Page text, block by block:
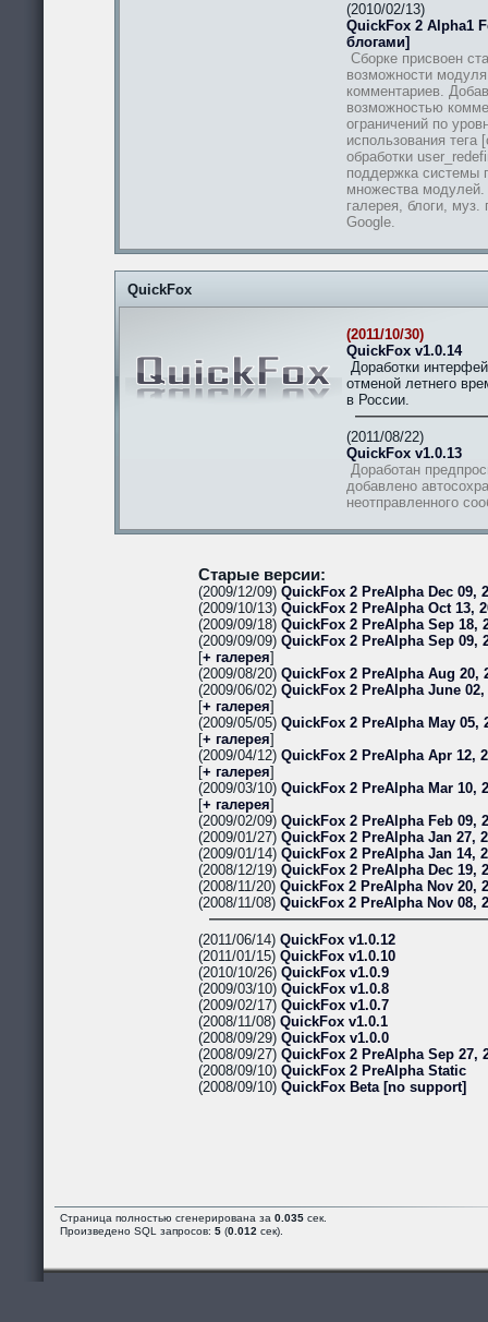
(2010/02/13)
QuickFox 2 Alpha1
блогами]
Сборке присвоен
возможности
комментариев.
возможностью
ограничений по
использования тега
обработки
поддержка системы
множества
галерея, блоги, муз.
Google.
QuickFox
(2011/10/30)
QuickFox v1.0.14
Доработки
отменой летнего
в России.
(2011/08/22)
QuickFox v1.0.13
Доработан
добавлено
неотправленного
Старые версии:
(2009/12/09) QuickFox 2 PreAlpha Dec 09,
(2009/10/13) QuickFox 2 PreAlpha Oct 13,
(2009/09/18) QuickFox 2 PreAlpha Sep 18,
(2009/09/09) QuickFox 2 PreAlpha Sep 09,
[+ галерея]
(2009/08/20) QuickFox 2 PreAlpha Aug 20,
(2009/06/02) QuickFox 2 PreAlpha June 02,
[+ галерея]
(2009/05/05) QuickFox 2 PreAlpha May 05,
[+ галерея]
(2009/04/12) QuickFox 2 PreAlpha Apr 12,
[+ галерея]
(2009/03/10) QuickFox 2 PreAlpha Mar 10,
[+ галерея]
(2009/02/09) QuickFox 2 PreAlpha Feb 09,
(2009/01/27) QuickFox 2 PreAlpha Jan 27,
(2009/01/14) QuickFox 2 PreAlpha Jan 14,
(2008/12/19) QuickFox 2 PreAlpha Dec 19,
(2008/11/20) QuickFox 2 PreAlpha Nov 20,
(2008/11/08) QuickFox 2 PreAlpha Nov 08,
(2011/06/14) QuickFox v1.0.12
(2011/01/15) QuickFox v1.0.10
(2010/10/26) QuickFox v1.0.9
(2009/03/10) QuickFox v1.0.8
(2009/02/17) QuickFox v1.0.7
(2008/11/08) QuickFox v1.0.1
(2008/09/29) QuickFox v1.0.0
(2008/09/27) QuickFox 2 PreAlpha Sep 27,
(2008/09/10) QuickFox 2 PreAlpha Static
(2008/09/10) QuickFox Beta [no support]
Страница полностью сгенерирована за 0.035 сек.
Произведено SQL запросов: 5 (0.012 сек).